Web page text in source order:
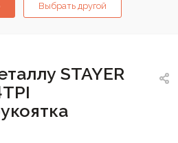
Выбрать другой
STAYER